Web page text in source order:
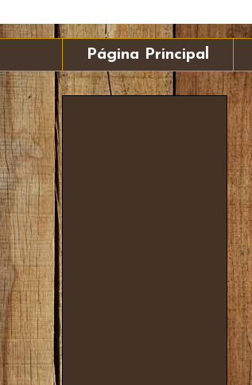
Página Principal